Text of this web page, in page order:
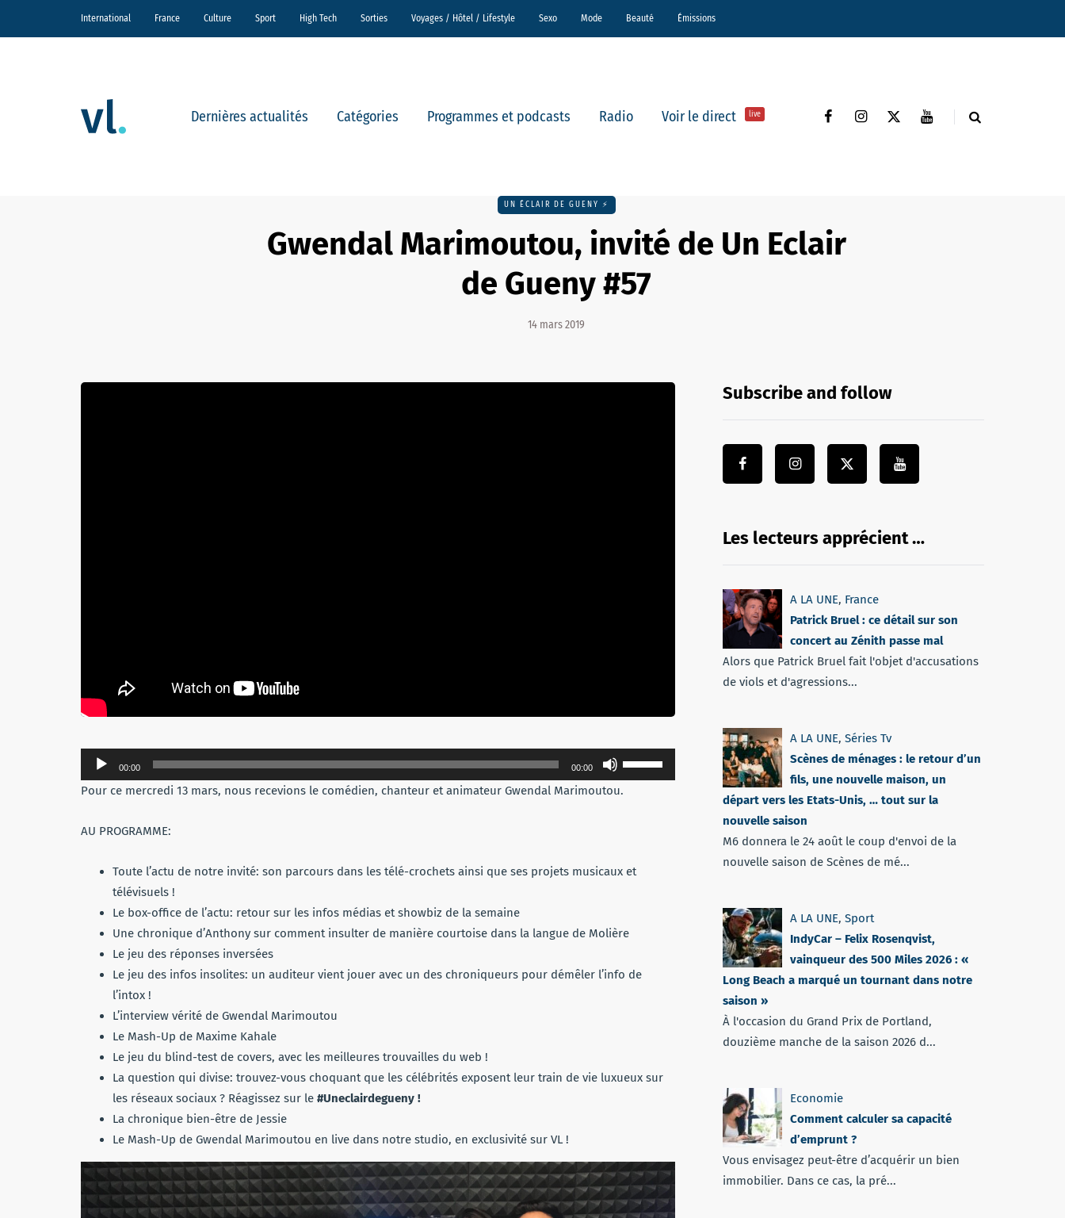
International France Culture Sport High Tech Sorties Voyages / Hôtel / Lifestyle Sexo Mode Beauté Émissions
Dernières actualités Catégories Programmes et podcasts Radio Voir le direct live
UN ÉCLAIR DE GUENY ⚡️
Gwendal Marimoutou, invité de Un Eclair
de Gueny #57
14 mars 2019
Lecteur
audio
00:00 00:00
les
flèches
Pour ce mercredi 13 mars, nous recevions le comédien, chanteur et animateur Gwendal Marimoutou.
AU PROGRAMME:
Toute l’actu de notre invité: son parcours dans les télé-crochets ainsi que ses projets musicaux et
télévisuels !
Le box-office de l’actu: retour sur les infos médias et showbiz de la semaine
Une chronique d’Anthony sur comment insulter de manière courtoise dans la langue de Molière
Le jeu des réponses inversées
Le jeu des infos insolites: un auditeur vient jouer avec un des chroniqueurs pour démêler l’info de
l’intox !
L’interview vérité de Gwendal Marimoutou
Le Mash-Up de Maxime Kahale
Le jeu du blind-test de covers, avec les meilleures trouvailles du web !
La question qui divise: trouvez-vous choquant que les célébrités exposent leur train de vie luxueux sur
les réseaux sociaux ? Réagissez sur le #Uneclairdegueny !
La chronique bien-être de Jessie
Le Mash-Up de Gwendal Marimoutou en live dans notre studio, en exclusivité sur VL !
Subscribe and follow
Les lecteurs apprécient …
A LA UNE, France
Patrick Bruel : ce détail sur son
concert au Zénith passe mal
Alors que Patrick Bruel fait l'objet d'accusations
de viols et d'agressions...
A LA UNE, Séries Tv
Scènes de ménages : le retour d’un
fils, une nouvelle maison, un
départ vers les Etats-Unis, … tout sur la
nouvelle saison
M6 donnera le 24 août le coup d'envoi de la
nouvelle saison de Scènes de mé...
A LA UNE, Sport
IndyCar – Felix Rosenqvist,
vainqueur des 500 Miles 2026 : «
Long Beach a marqué un tournant dans notre
saison »
À l'occasion du Grand Prix de Portland,
douzième manche de la saison 2026 d...
Economie
Comment calculer sa capacité
d’emprunt ?
Vous envisagez peut-être d’acquérir un bien
immobilier. Dans ce cas, la pré...